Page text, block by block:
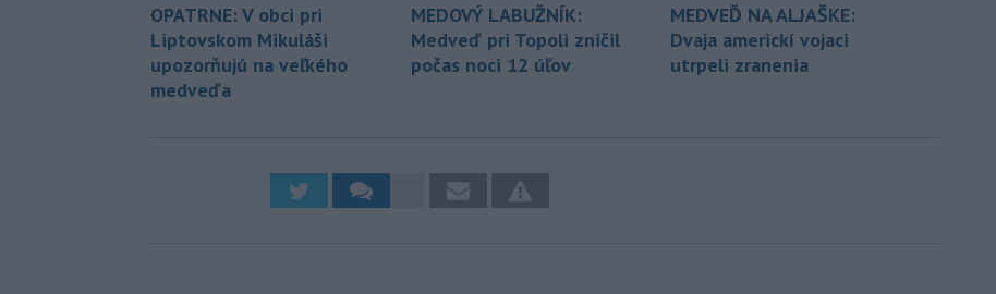
OPATRNE: V obci pri
Liptovskom Mikuláši
upozorňujú na veľkého
medveďa
MEDOVÝ LABUŽNÍK:
Medveď pri Topoli zničil
počas noci 12 úľov
MEDVEĎ NA ALJAŠKE:
Dvaja americkí vojaci
utrpeli zranenia